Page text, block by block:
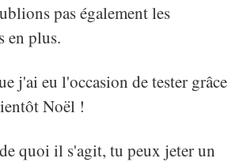
pas également les
en plus.
j'ai eu l'occasion de tester grâce
Noël !
quoi il s'agit, tu peux jeter un